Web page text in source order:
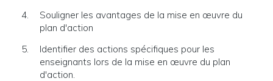
Souligner les avantages de la mise en œuvre du
plan d'action
Identifier des actions spécifiques pour les
enseignants lors de la mise en œuvre du plan
d'action.